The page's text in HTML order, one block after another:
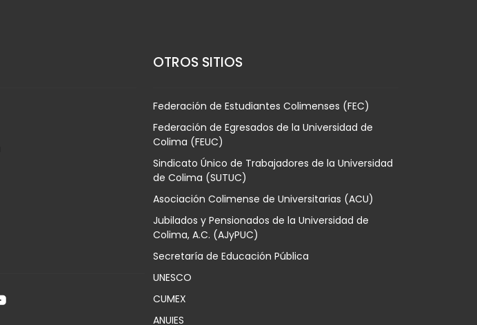
OTROS SITIOS
Federación de Estudiantes Colimenses (FEC)
Federación de Egresados de la Universidad de
Colima (FEUC)
Sindicato Único de Trabajadores de la Universidad
de Colima (SUTUC)
Asociación Colimense de Universitarias (ACU)
Jubilados y Pensionados de la Universidad de
Colima, A.C. (AJyPUC)
Secretaría de Educación Pública
UNESCO
CUMEX
ANUIES